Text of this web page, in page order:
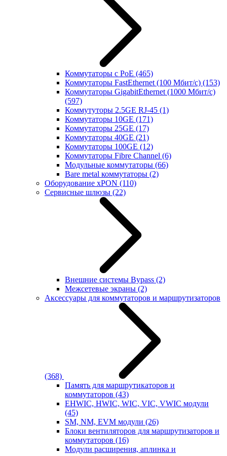
Коммутаторы с PoE (465)
Коммутаторы FastEthernet (100 Мбит/с) (153)
Коммутаторы GigabitEthernet (1000 Мбит/с)
(597)
Коммутуторы 2.5GE RJ-45 (1)
Коммутаторы 10GE (171)
Коммутаторы 25GE (17)
Коммутаторы 40GE (21)
Коммутаторы 100GE (12)
Коммутаторы Fibre Channel (6)
Модульные коммутаторы (66)
Bare metal коммутаторы (2)
Оборудование xPON (110)
Сервисные шлюзы (22)
Внешние системы Bypass (2)
Межсетевые экраны (2)
Аксессуары для коммутаторов и маршрутизаторов
(368)
Память для маршрутикаторов и
коммутаторов (43)
EHWIC, HWIC, WIC, VIC, VWIC модули
(45)
SM, NM, EVM модули (26)
Блоки вентиляторов для маршрутизаторов и
коммутаторов (16)
Модули расширения, аплинка и